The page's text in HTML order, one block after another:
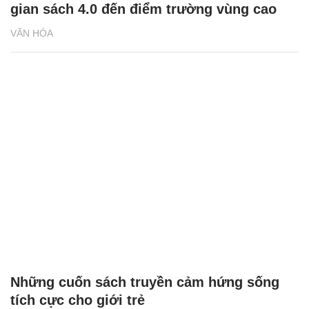
VĂN HÓA
gian sách 4.0 đến điểm trường vùng cao
Những cuốn sách truyền cảm hứng sống
tích cực cho giới trẻ